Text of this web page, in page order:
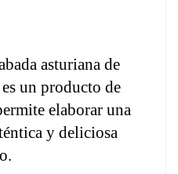
asturiana de
un producto de
elaborar una
y deliciosa